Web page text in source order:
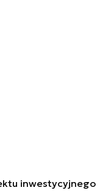
inwestycyjnego